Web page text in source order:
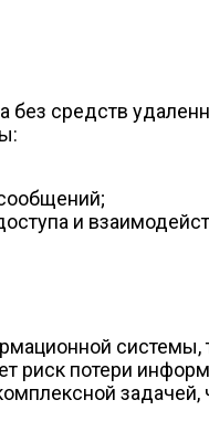
средств
и
системы,
риск потери
задачей,